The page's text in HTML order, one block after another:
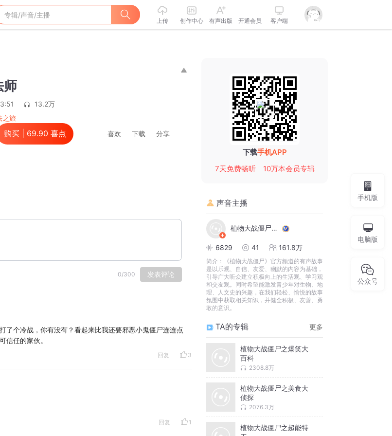
上传 创作中心 有声出版 开通会员 客户端
师
13.2万
之旅
购买 | 69.90 喜点 喜欢 下载 分享
0/300 发表评论
了个冷战，你有没有？看起来比我还要邪恶小鬼僵尸连连点
信任的家伙。
回复 3
回复 1
下载手机APP
7天免费畅听
10万本会员专辑
声音主播
植物大战僵尸官方频道
6829 41 161.8万
简介：
《植物大战僵尸》官方频道的有声故事
是以乐观、自信、友爱、幽默的内容为基础，
引导广大听众建⽴积极向上的生活观、学习观
和交友观。同时希望能激发青少年对生物、地
理、人文史的兴趣，在我们轻松、愉悦的故事
氛围中获取相关知识，并健全积极、友善、勇
敢的意识。
TA的专辑 更多
植物大战僵尸之爆笑大
百科
2308.8万
植物大战僵尸之美食大
侦探
2076.3万
植物大战僵尸之超能特
手机版
电脑版
公众号